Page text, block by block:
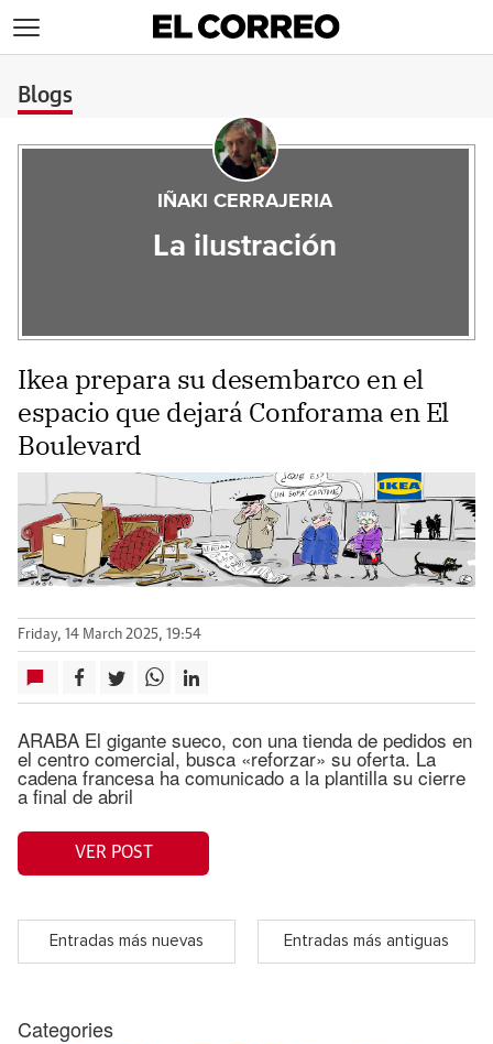
Blogs
IÑAKI CERRAJERIA
La ilustración
Ikea prepara su desembarco en el
espacio que dejará Conforama en El
Boulevard
Friday, 14 March 2025, 19:54
ARABA El gigante sueco, con una tienda de pedidos en
el centro comercial, busca «reforzar» su oferta. La
cadena francesa ha comunicado a la plantilla su cierre
a final de abril
VER POST
Entradas más nuevas Entradas más antiguas
Categories